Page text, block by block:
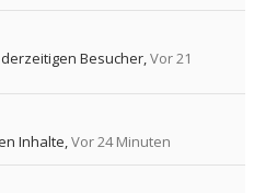
Besucher,Vor 21
Inhalte,Vor 24 Minuten